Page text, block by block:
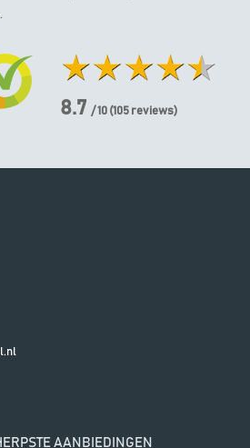
8.7 / 10 (105 reviews)
AANBIEDINGEN